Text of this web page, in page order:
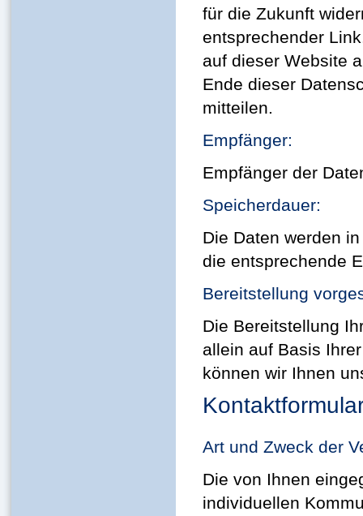
für die Zukunft
entsprechender
auf dieser Website
Ende dieser
mitteilen.
Empfänger:
Empfänger der
Speicherdauer:
Die Daten werden
die entsprechende
Bereitstellung
Die Bereitstellung
allein auf Basis
können wir Ihnen
Art und Zweck der
Die von Ihnen
individuellen